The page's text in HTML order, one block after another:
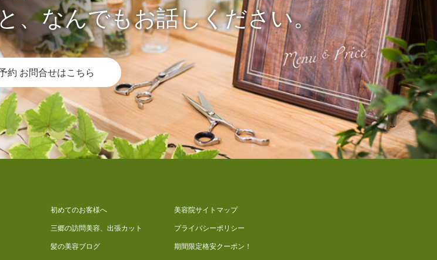
、なんでもお話しください。
約 お問合せはこちら
初めてのお客様へ
三郷の訪問美容、出張カット
髪の美容ブログ
美容院サイトマップ
プライバシーポリシー
期間限定格安クーポン！